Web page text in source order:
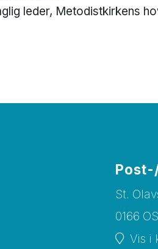
leder, Metodistkirkens
St.
0166
Vis i